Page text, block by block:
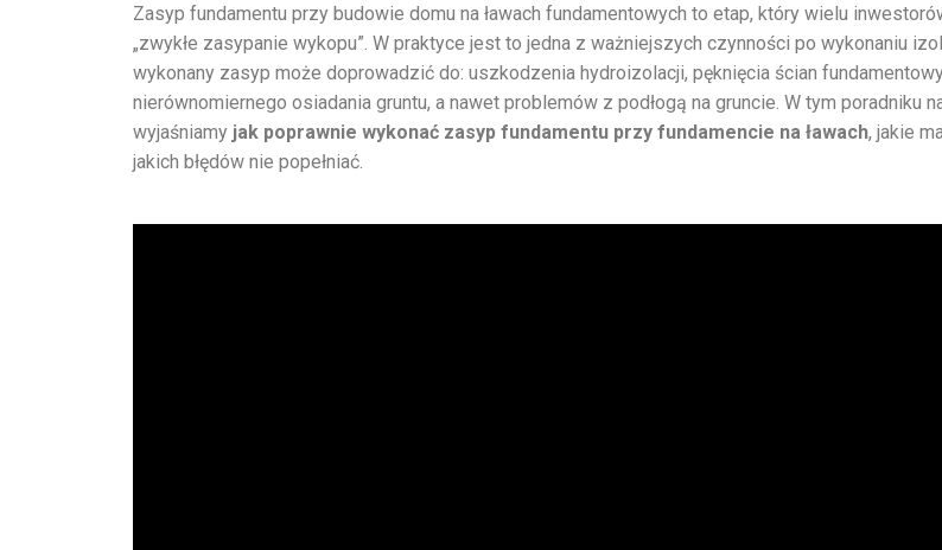
Zasyp fundamentu przy budowie domu na ławach fundamentowych to etap, który wielu
„zwykłe zasypanie wykopu”. W praktyce jest to jedna z ważniejszych czynności po wykonaniu
wykonany zasyp może doprowadzić do: uszkodzenia hydroizolacji, pęknięcia ścian
nierównomiernego osiadania gruntu, a nawet problemów z podłogą na gruncie. W tym poradniku
wyjaśniamy jak poprawnie wykonać zasyp fundamentu przy fundamencie na ławach, jakie
jakich błędów nie popełniać.